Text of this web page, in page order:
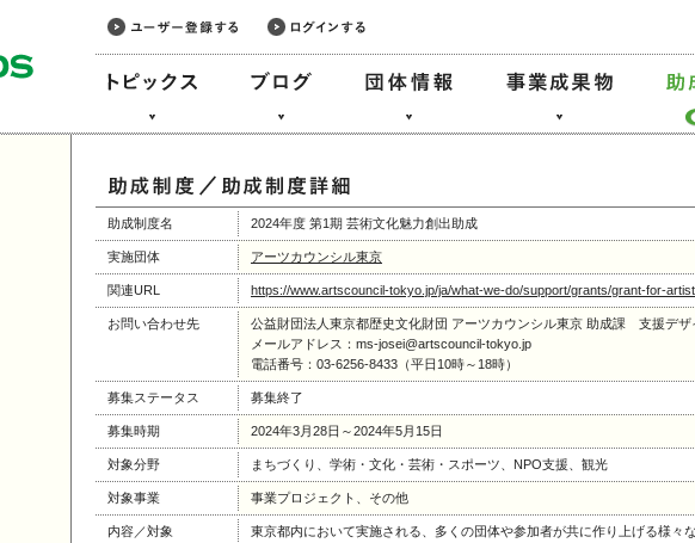
助成制度名 2024年度 第1期 芸術文化魅力創出助成
実施団体 アーツカウンシル東京
関連URL https://www.artscouncil-tokyo.jp/ja/what-we-do/support/grants/grant-for-
お問い合わせ先
公益財団法人東京都歴史文化財団 アーツカウンシル東京 助成課 支援デザ
メールアドレス：ms-josei@artscouncil-tokyo.jp
電話番号：03-6256-8433（平日10時～18時）
募集ステータス 募集終了
募集時期 2024年3月28日～2024年5月15日
対象分野 まちづくり、学術・文化・芸術・スポーツ、NPO支援、観光
対象事業 事業プロジェクト、その他
内容／対象
東京都内において実施される、多くの団体や参加者が共に作り上げる様々